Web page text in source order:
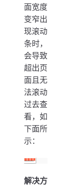
面宽度
变窄出
现滚动
条时，
会导致
超出页
面且无
法滚动
过去查
看，如
下面所
示：
解决方